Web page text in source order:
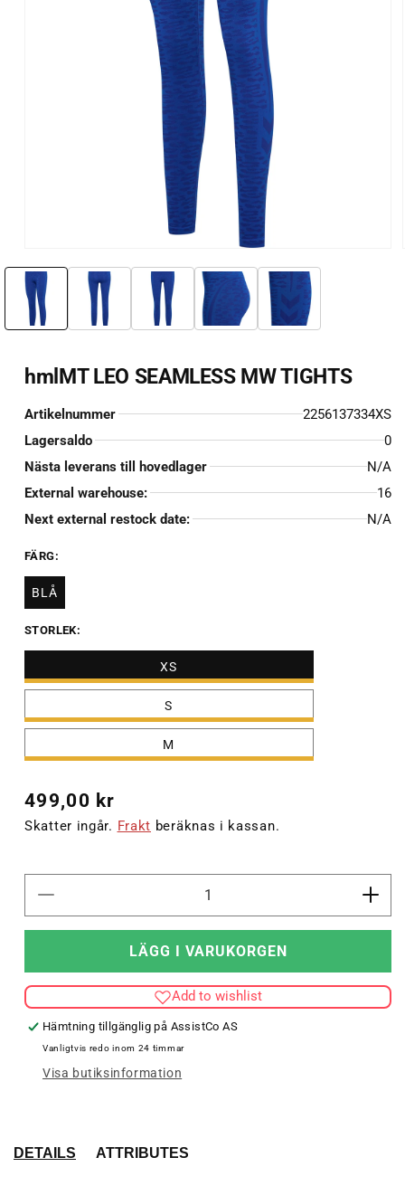
mediet
1
i
modalfönster
hmlMT LEO SEAMLESS MW TIGHTS
Artikelnummer
2256137334XS
Lagersaldo
0
Nästa leverans till hovedlager
N/A
External warehouse:
16
Next external restock date:
N/A
FÄRG:
BLÅ
STORLEK:
XS
S
M
Ordinarie
pris
499,00 kr
Skatter ingår. Frakt beräknas i kassan.
kvantitet
LEO
TIGHTS
Öka
LEO
LÄGG I VARUKORGEN
Add to wishlist
Hämtning tillgänglig på AssistCo AS
Vanligtvis redo inom 24 timmar
Visa butiksinformation
DETAILS ATTRIBUTES